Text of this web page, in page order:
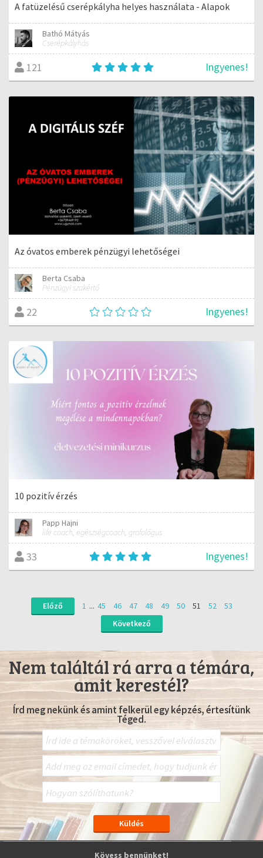
A fatüzelésű cserépkályha helyes használata - Alapok
Bathó Mátyás
Cserépkályhás
121 Ingyenes!
Az óvatos emberek pénzügyi lehetőségei
Berta Csaba
Pénzügyi szakértő
22 Ingyenes!
10 pozitív érzés
Papp Hajni
life coach, egészségcoach, grafológus
33 Ingyenes!
Előző 1 ... 45 46 47 48 49 50 51 52
53
Következő
Nem találtál rá arra a témára,
amit kerestél?
Írd meg nekünk és amint felkerül egy képzés, értesítünk
Téged.
Kövess bennünket!